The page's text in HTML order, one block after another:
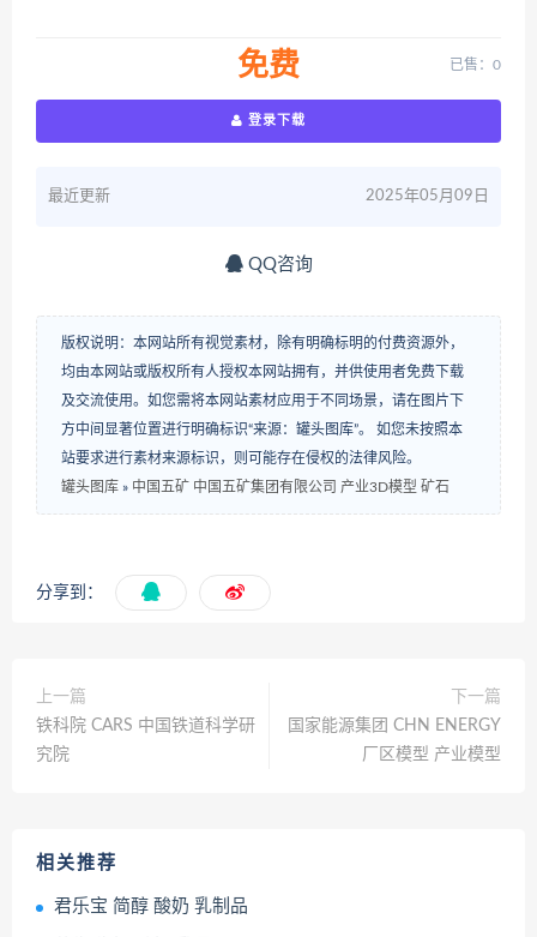
免费 已售：0
登录下载
最近更新 2025年05月09日
QQ咨询
版权说明：本网站所有视觉素材，除有明确标明的付费资源外，
均由本网站或版权所有人授权本网站拥有，并供使用者免费下载
及交流使用。如您需将本网站素材应用于不同场景，请在图片下
方中间显著位置进行明确标识“来源：罐头图库”。 如您未按照本
站要求进行素材来源标识，则可能存在侵权的法律风险。
罐头图库 » 中国五矿 中国五矿集团有限公司 产业3D模型 矿石
分享到：
上一篇
铁科院 CARS 中国铁道科学研
究院
下一篇
国家能源集团 CHN ENERGY
厂区模型 产业模型
相关推荐
君乐宝 简醇 酸奶 乳制品